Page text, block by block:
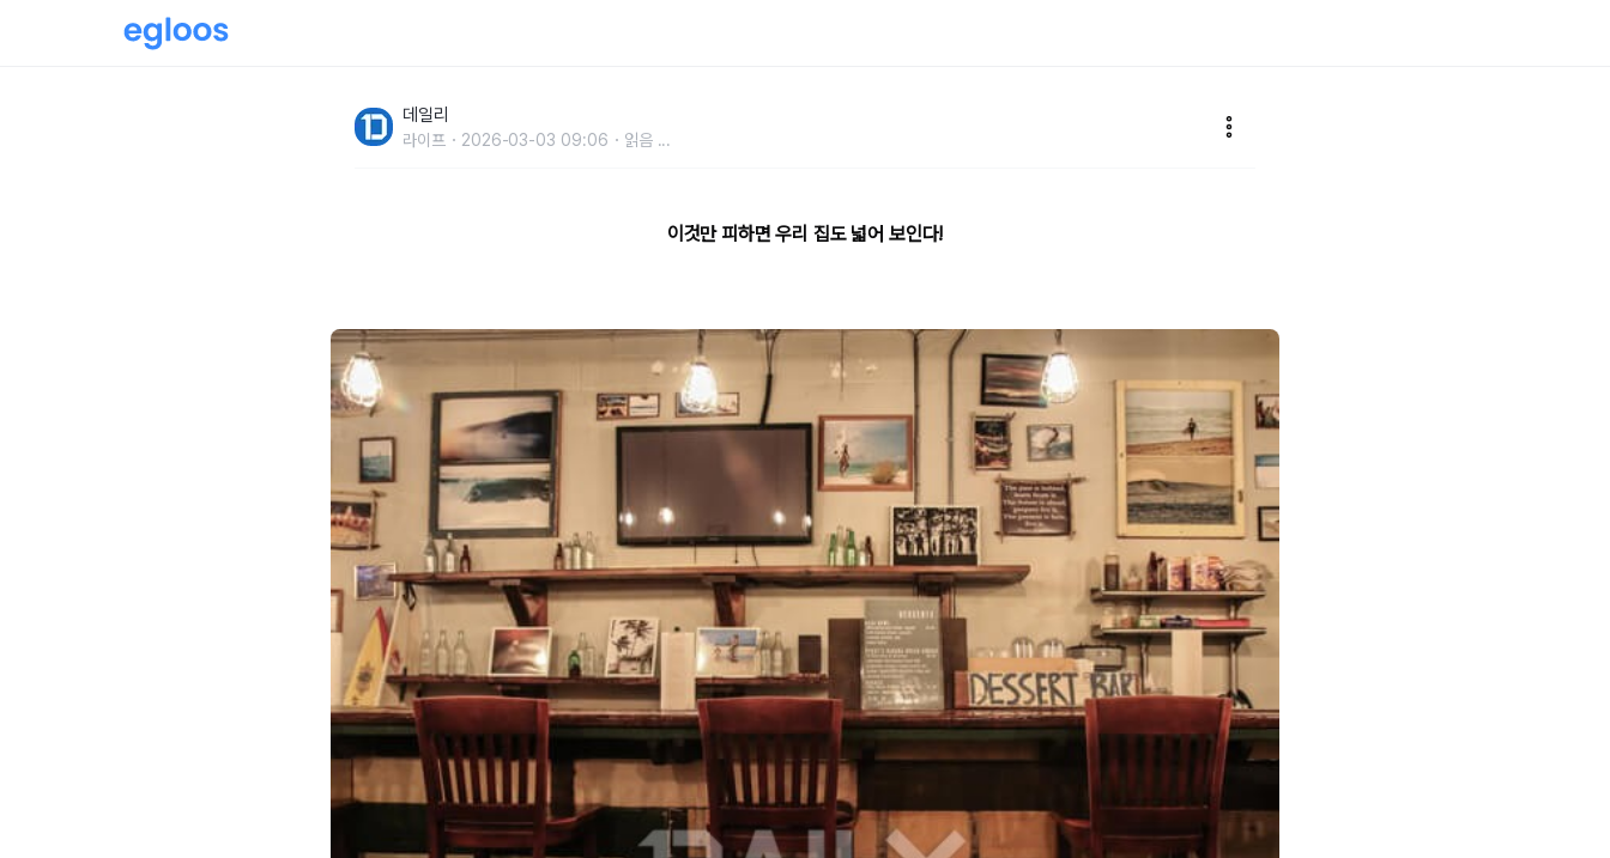
데일리
라이프 2026-03-03 09:06 읽음 ...
이것만 피하면 우리 집도 넓어 보인다!